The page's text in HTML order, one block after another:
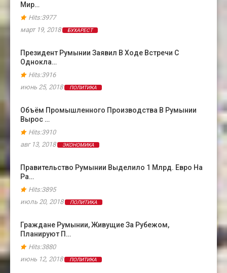
Мир…
Hits:3977
март 19, 2018
БУХАРЕСТ
Президент Румынии Заявил В Ходе Встречи С
Однокла…
Hits:3916
июнь 25, 2018
ПОЛИТИКА
Объём Промышленного Производства В Румынии
Вырос …
Hits:3910
авг 13, 2018
ЭКОНОМИКА
Правительство Румынии Выделило 1 Млрд. Евро На
Ра…
Hits:3895
июль 20, 2018
ПОЛИТИКА
Граждане Румынии, Живущие За Рубежом,
Планируют П…
Hits:3880
июнь 12, 2018
ПОЛИТИКА